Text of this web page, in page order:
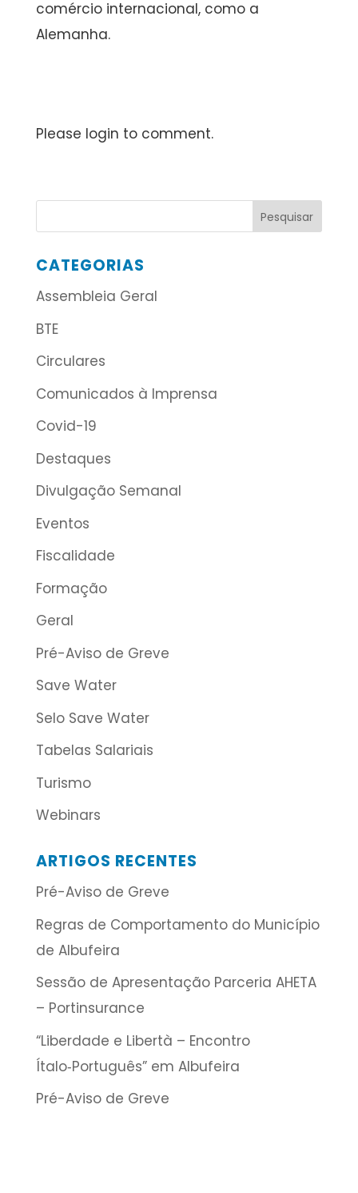
comércio internacional, como a
Alemanha.
Please login to comment.
CATEGORIAS
Assembleia Geral
BTE
Circulares
Comunicados à Imprensa
Covid-19
Destaques
Divulgação Semanal
Eventos
Fiscalidade
Formação
Geral
Pré-Aviso de Greve
Save Water
Selo Save Water
Tabelas Salariais
Turismo
Webinars
ARTIGOS RECENTES
Pré-Aviso de Greve
Regras de Comportamento do Município
de Albufeira
Sessão de Apresentação Parceria AHETA
– Portinsurance
“Liberdade e Libertà – Encontro
Ítalo‑Português” em Albufeira
Pré-Aviso de Greve